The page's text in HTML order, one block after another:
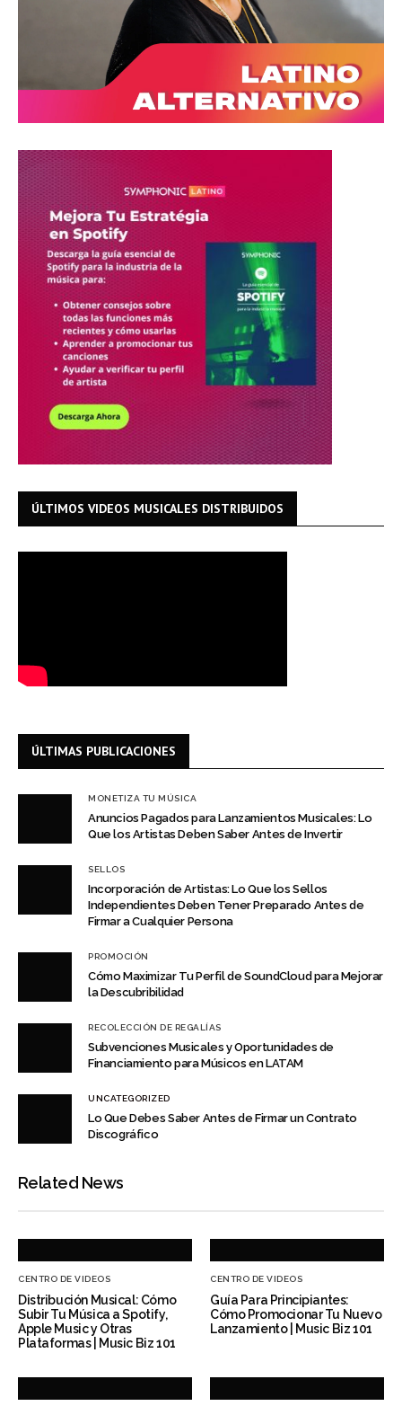
ÚLTIMOS VIDEOS MUSICALES DISTRIBUIDOS
ÚLTIMAS PUBLICACIONES
MONETIZA TU MÚSICA
Anuncios Pagados para Lanzamientos Musicales: Lo
Que los Artistas Deben Saber Antes de Invertir
SELLOS
Incorporación de Artistas: Lo Que los Sellos
Independientes Deben Tener Preparado Antes de
Firmar a Cualquier Persona
PROMOCIÓN
Cómo Maximizar Tu Perfil de SoundCloud para Mejorar
la Descubribilidad
RECOLECCIÓN DE REGALÍAS
Subvenciones Musicales y Oportunidades de
Financiamiento para Músicos en LATAM
UNCATEGORIZED
Lo Que Debes Saber Antes de Firmar un Contrato
Discográfico
Related News
CENTRO DE VIDEOS
Distribución Musical: Cómo
Subir Tu Música a Spotify,
Apple Music y Otras
Plataformas | Music Biz 101
CENTRO DE VIDEOS
Guía Para Principiantes:
Cómo Promocionar Tu Nuevo
Lanzamiento | Music Biz 101